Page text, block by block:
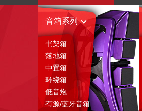
音箱系列
书架箱
落地箱
中置箱
环绕箱
低音炮
有源/蓝牙音箱